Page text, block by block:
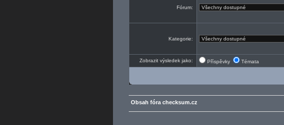
Fórum:
Kategorie:
Zobrazit výsledek jako: Příspěvky Témata
Obsah fóra checksum.cz